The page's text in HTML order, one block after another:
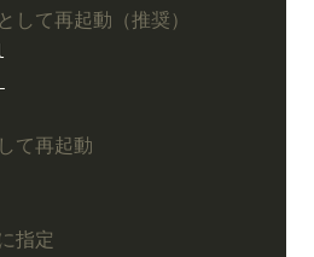
て再起動（推奨）
て再起動
指定